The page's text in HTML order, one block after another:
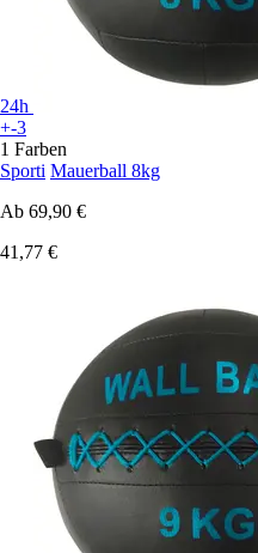
24h
+-3
1 Farben
Sporti Mauerball 8kg
Ab 69,90 €
41,77 €